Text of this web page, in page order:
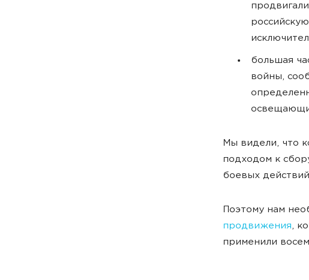
большая
войны,
Мы видели, что
подходом к
боевых
Поэтому нам
продвижения,
применили